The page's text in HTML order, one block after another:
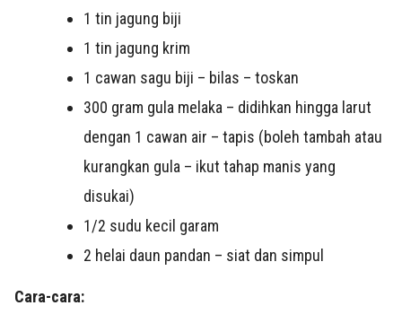
1 tin jagung biji
1 tin jagung krim
1 cawan sagu biji – bilas – toskan
300 gram gula melaka – didihkan hingga larut
dengan 1 cawan air – tapis (boleh tambah atau
kurangkan gula – ikut tahap manis yang
disukai)
1/2 sudu kecil garam
2 helai daun pandan – siat dan simpul
Cara-cara: